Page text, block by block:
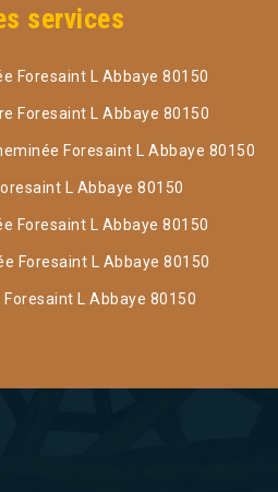
services
Foresaint L Abbaye 80150
Foresaint L Abbaye 80150
Foresaint L Abbaye 80150
L Abbaye 80150
Foresaint L Abbaye 80150
Foresaint L Abbaye 80150
L Abbaye 80150